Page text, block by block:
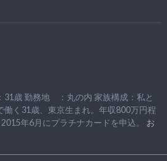
勤務地 ：丸の内 家族構成：私と
働く31歳、東京生まれ。年収800万円程
年6月にプラチナカードを申込。 お